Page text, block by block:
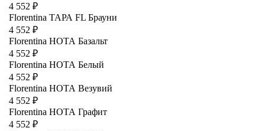
4 552 ₽
Florentina ТАРА FL Брауни
4 552 ₽
Florentina НОТА Базальт
4 552 ₽
Florentina НОТА Белый
4 552 ₽
Florentina НОТА Везувий
4 552 ₽
Florentina НОТА Графит
4 552 ₽